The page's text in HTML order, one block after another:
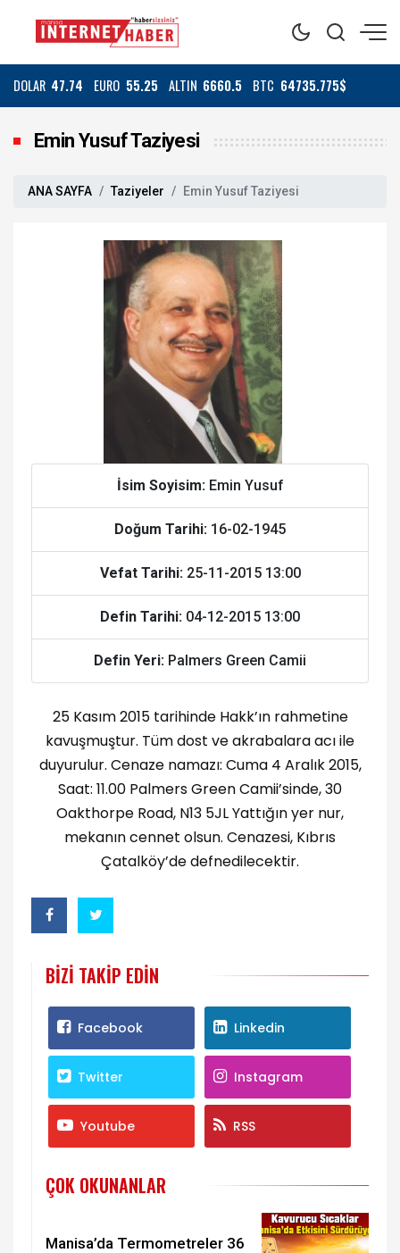
DOLAR 47.74 EURO 55.25 ALTIN 6660.5 BTC 64735.775$
Emin Yusuf Taziyesi
ANA SAYFA Taziyeler Emin Yusuf Taziyesi
İsim Soyisim: Emin Yusuf
Doğum Tarihi: 16-02-1945
Vefat Tarihi: 25-11-2015 13:00
Defin Tarihi: 04-12-2015 13:00
Defin Yeri: Palmers Green Camii
25 Kasım 2015 tarihinde Hakk’ın rahmetine
kavuşmuştur. Tüm dost ve akrabalara acı ile
duyurulur. Cenaze namazı: Cuma 4 Aralık 2015,
Saat: 11.00 Palmers Green Camii’sinde, 30
Oakthorpe Road, N13 5JL Yattığın yer nur,
mekanın cennet olsun. Cenazesi, Kıbrıs
Çatalköy’de defnedilecektir.
BIZI TAKIP EDIN
Facebook Linkedin
Twitter Instagram
Youtube RSS
ÇOK OKUNANLAR
Manisa’da Termometreler 36